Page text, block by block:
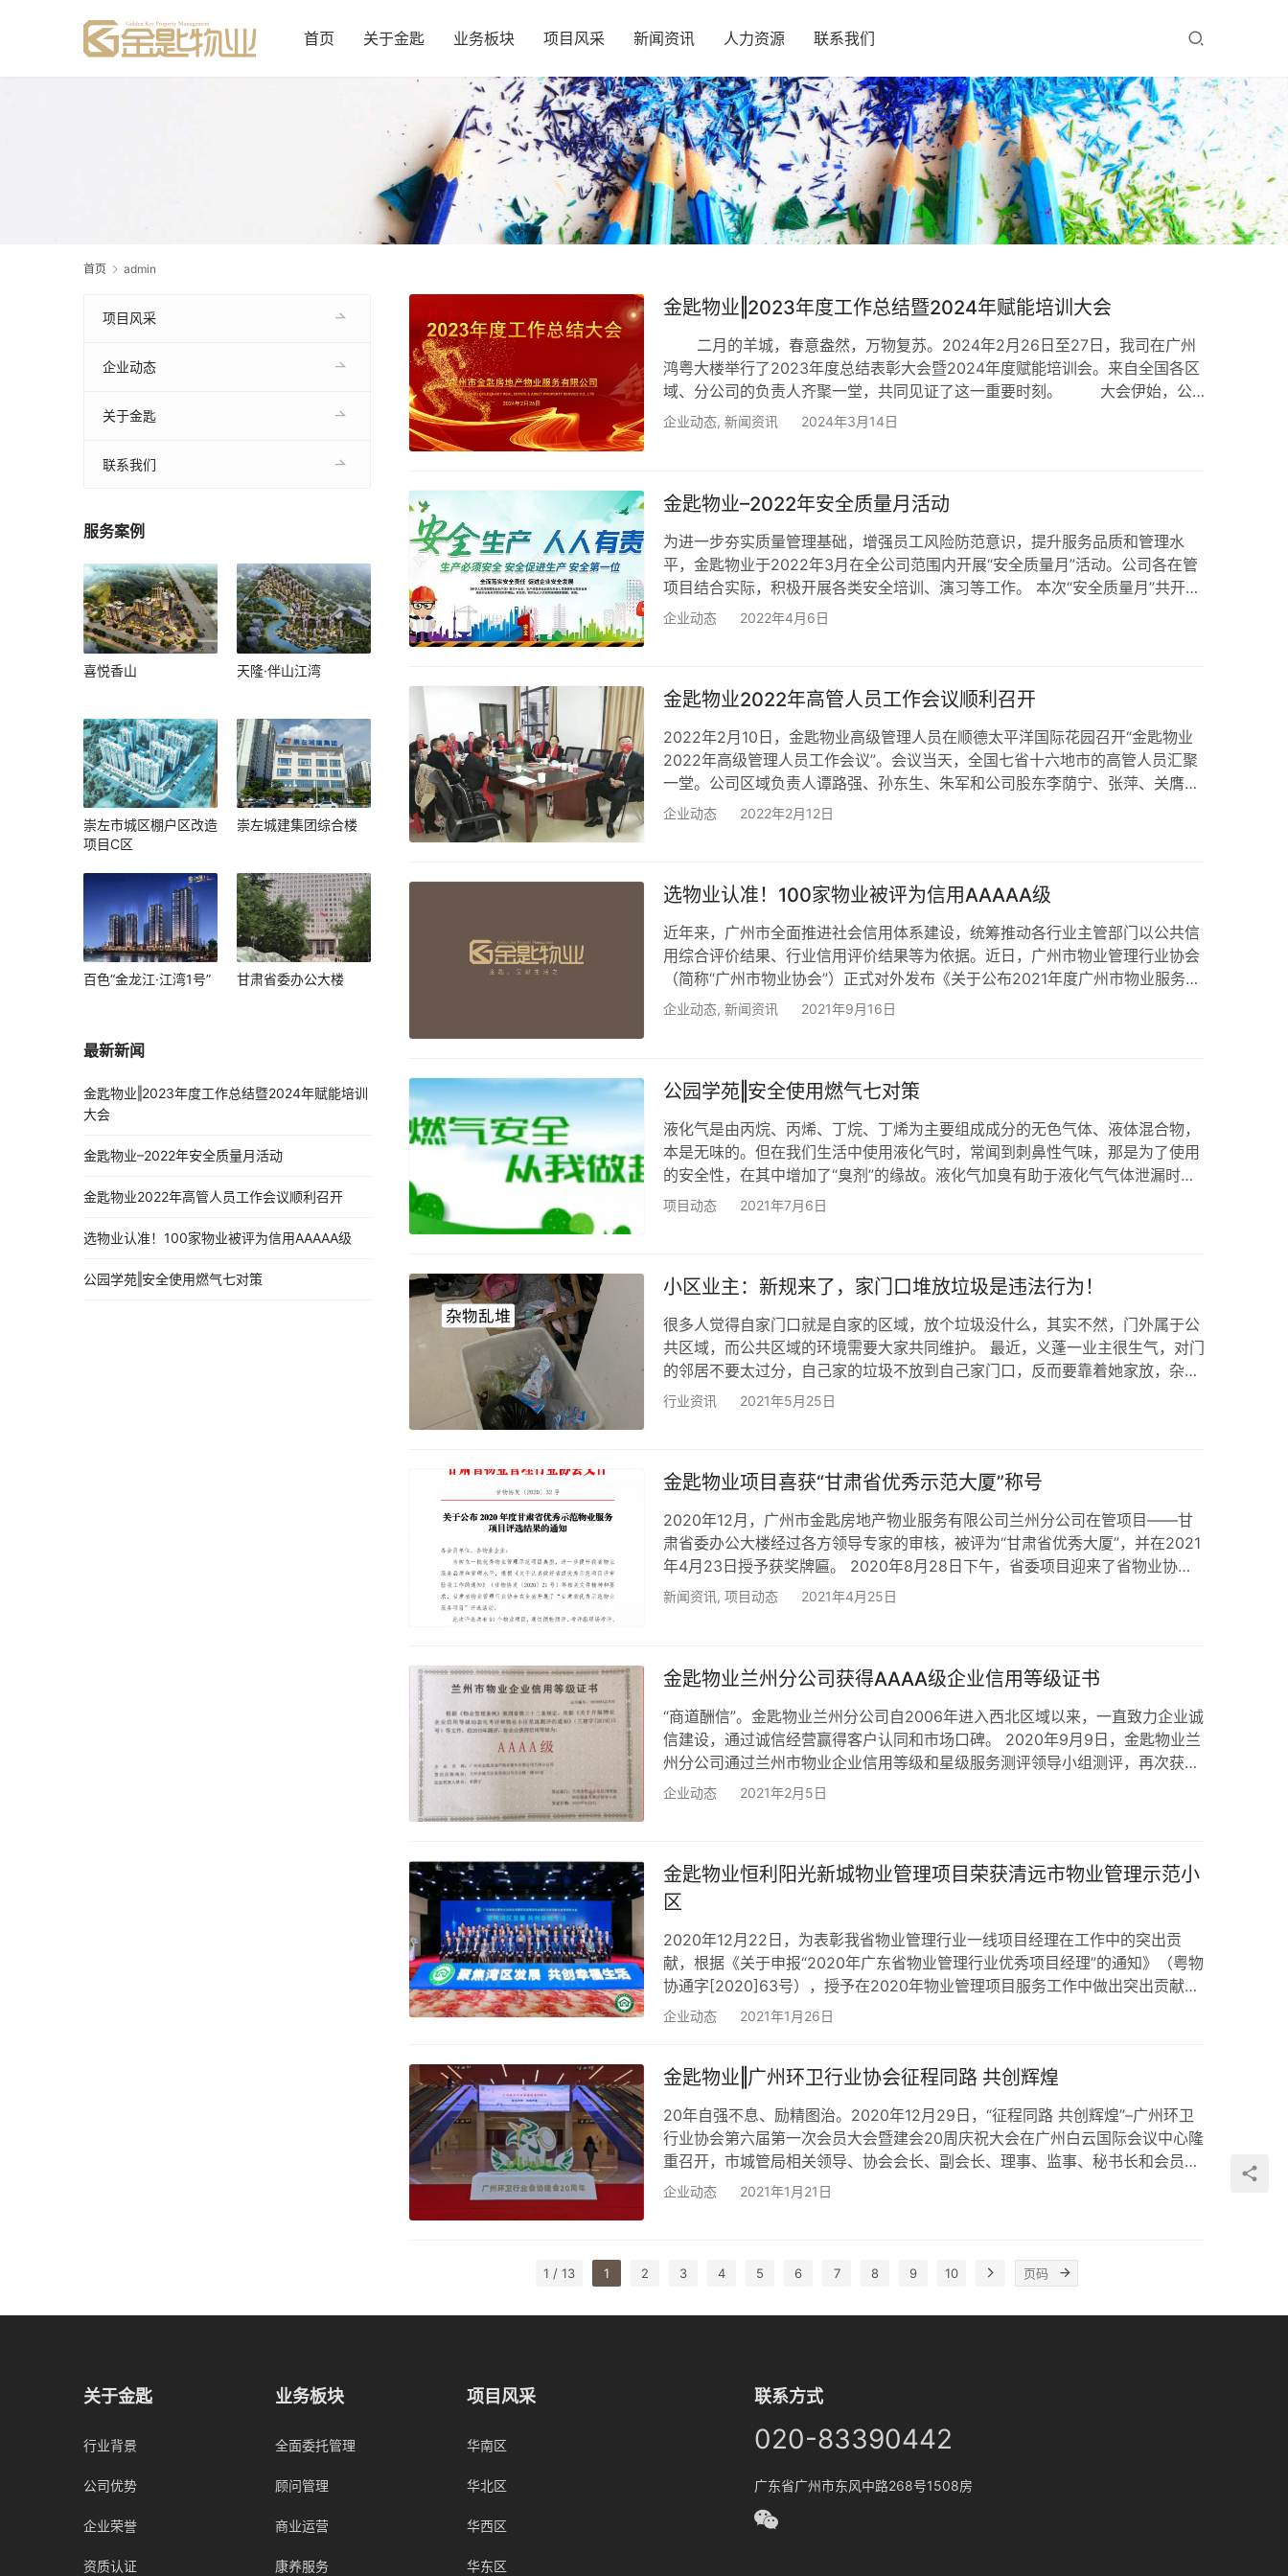
首页 关于金匙 业务板块 项目风采 新闻资讯 人力资源 联系我们
首页 admin
金匙物业‖2023年度工作总结暨2024年赋能培训大会
二月的羊城，春意盎然，万物复苏。2024年2月26日至27日，我司在广州
鸿粤大楼举行了2023年度总结表彰大会暨2024年度赋能培训会。来自全国各区
域、分公司的负责人齐聚一堂，共同见证了这一重要时刻。 大会伊始，公
司董事总经理李荫宁先生在致辞中首先肯定了2023年取得的来之不易的成绩，
企业动态, 新闻资讯 2024年3月14日
金匙物业–2022年安全质量月活动
为进一步夯实质量管理基础，增强员工风险防范意识，提升服务品质和管理水
平，金匙物业于2022年3月在全公司范围内开展“安全质量月”活动。公司各在管
项目结合实际，积极开展各类安全培训、演习等工作。 本次“安全质量月”共开展
各项培训二百四十余场，参与人数共约三千多人次。 “安全质量月”动员大会及签
企业动态 2022年4月6日
金匙物业2022年高管人员工作会议顺利召开
2022年2月10日，金匙物业高级管理人员在顺德太平洋国际花园召开“金匙物业
2022年高级管理人员工作会议”。会议当天，全国七省十六地市的高管人员汇聚
一堂。公司区域负责人谭路强、孙东生、朱军和公司股东李荫宁、张萍、关膺分
别对公司区域及公司2021年度工作总结及对2022年工作展望进行发言。谭路
企业动态 2022年2月12日
选物业认准！100家物业被评为信用AAAAA级
近年来，广州市全面推进社会信用体系建设，统筹推动各行业主管部门以公共信
用综合评价结果、行业信用评价结果等为依据。近日，广州市物业管理行业协会
（简称“广州市物业协会”）正式对外发布《关于公布2021年度广州市物业服务企
业信用评价结果（9月版）的通告》，256家物业服务企业获得本次信用评级，
企业动态, 新闻资讯 2021年9月16日
公园学苑‖安全使用燃气七对策
液化气是由丙烷、丙烯、丁烷、丁烯为主要组成成分的无色气体、液体混合物，
本是无味的。但在我们生活中使用液化气时，常闻到刺鼻性气味，那是为了使用
的安全性，在其中增加了“臭剂”的缘故。液化气加臭有助于液化气气体泄漏时人
们及时察觉，采取措施。液化气具有易燃易爆性，其爆炸极限为1.5%至9.5%，
项目动态 2021年7月6日
小区业主：新规来了，家门口堆放垃圾是违法行为！
很多人觉得自家门口就是自家的区域，放个垃圾没什么，其实不然，门外属于公
共区域，而公共区域的环境需要大家共同维护。 最近，义蓬一业主很生气，对门
的邻居不要太过分，自己家的垃圾不放到自己家门口，反而要靠着她家放，杂物
也统统往她这边堆。 每天回家都要闻那一股子腐蚀蔬菜味和鞋臭味，实在是难以
居…
行业资讯 2021年5月25日
金匙物业项目喜获“甘肃省优秀示范大厦”称号
2020年12月，广州市金匙房地产物业服务有限公司兰州分公司在管项目——甘
肃省委办公大楼经过各方领导专家的审核，被评为“甘肃省优秀大厦”，并在2021
年4月23日授予获奖牌匾。 2020年8月28日下午，省委项目迎来了省物业协会
专家组对我项目创建省级优秀示范项目的检查和验收工作。经过对文件资料、设
新闻资讯, 项目动态 2021年4月25日
金匙物业兰州分公司获得AAAA级企业信用等级证书
“商道酬信”。金匙物业兰州分公司自2006年进入西北区域以来，一直致力企业诚
信建设，通过诚信经营赢得客户认同和市场口碑。 2020年9月9日，金匙物业兰
州分公司通过兰州市物业企业信用等级和星级服务测评领导小组测评，再次获得
AAAA级企业信用等级证书。
企业动态 2021年2月5日
金匙物业恒利阳光新城物业管理项目荣获清远市物业管理示范小
区
2020年12月22日，为表彰我省物业管理行业一线项目经理在工作中的突出贡
献，根据《关于申报“2020年广东省物业管理行业优秀项目经理”的通知》（粤物
协通字[2020]63号），授予在2020年物业管理项目服务工作中做出突出贡献的
179位同志“2020年广东省物业管理行业优秀物业管理项目经理”称号，并颁发荣
“2020年广东省物业管理行业优秀物业管理项目经…
企业动态 2021年1月26日
金匙物业‖广州环卫行业协会征程同路 共创辉煌
20年自强不息、励精图治。2020年12月29日，“征程同路 共创辉煌”–广州环卫
行业协会第六届第一次会员大会暨建会20周庆祝大会在广州白云国际会议中心隆
重召开，市城管局相关领导、协会会长、副会长、理事、监事、秘书长和会员单
位等600多人齐集一堂，回顾协会20年来的光辉历程，展望协会的美好未来。
企业动态 2021年1月21日
1 / 13 1 2 3 4 5 6 7 8 9 10
项目风采
企业动态
关于金匙
联系我们
服务案例
喜悦香山 天隆·伴山江湾
崇左市城区棚户区改造
项目C区
崇左城建集团综合楼
百色“金龙江·江湾1号” 甘肃省委办公大楼
最新新闻
金匙物业‖2023年度工作总结暨2024年赋能培训
大会
金匙物业–2022年安全质量月活动
金匙物业2022年高管人员工作会议顺利召开
选物业认准！100家物业被评为信用AAAAA级
公园学苑‖安全使用燃气七对策
关于金匙
行业背景
公司优势
企业荣誉
资质认证
业务板块
全面委托管理
顾问管理
商业运营
康养服务
项目风采
华南区
华北区
华西区
华东区
联系方式
020-83390442
广东省广州市东风中路268号1508房